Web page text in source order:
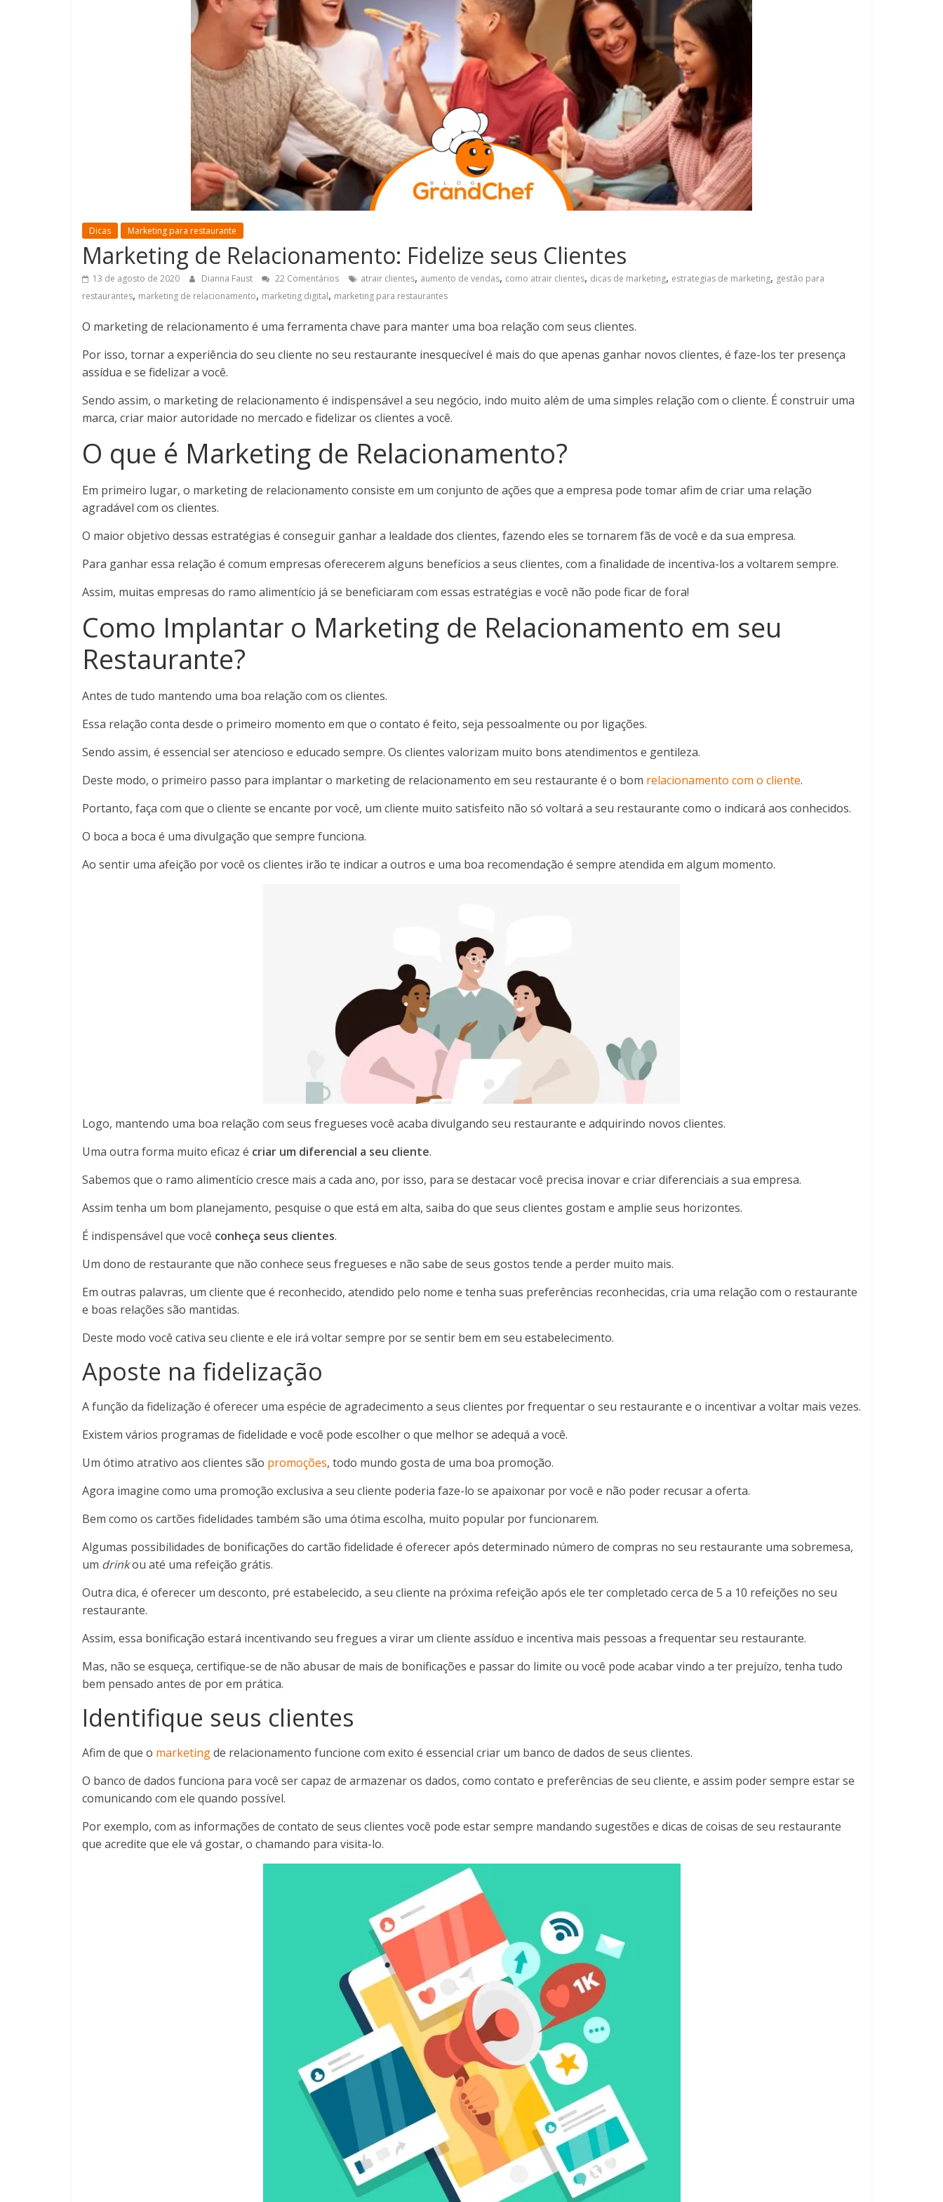
Dicas Marketing para restaurante
Marketing de Relacionamento: Fidelize seus Clientes
13 de agosto de 2020 Dianna Faust 22 Comentários atrair clientes, aumento de vendas, como atrair clientes, dicas de marketing, estrategias de marketing, gestão para
restaurantes, marketing de relacionamento, marketing digital, marketing para restaurantes
O marketing de relacionamento é uma ferramenta chave para manter uma boa relação com seus clientes.
Por isso, tornar a experiência do seu cliente no seu restaurante inesquecível é mais do que apenas ganhar novos clientes, é faze-los ter presença
assídua e se fidelizar a você.
Sendo assim, o marketing de relacionamento é indispensável a seu negócio, indo muito além de uma simples relação com o cliente. É construir uma
marca, criar maior autoridade no mercado e fidelizar os clientes a você.
O que é Marketing de Relacionamento?
Em primeiro lugar, o marketing de relacionamento consiste em um conjunto de ações que a empresa pode tomar afim de criar uma relação
agradável com os clientes.
O maior objetivo dessas estratégias é conseguir ganhar a lealdade dos clientes, fazendo eles se tornarem fãs de você e da sua empresa.
Para ganhar essa relação é comum empresas oferecerem alguns benefícios a seus clientes, com a finalidade de incentiva-los a voltarem sempre.
Assim, muitas empresas do ramo alimentício já se beneficiaram com essas estratégias e você não pode ficar de fora!
Como Implantar o Marketing de Relacionamento em seu
Restaurante?
Antes de tudo mantendo uma boa relação com os clientes.
Essa relação conta desde o primeiro momento em que o contato é feito, seja pessoalmente ou por ligações.
Sendo assim, é essencial ser atencioso e educado sempre. Os clientes valorizam muito bons atendimentos e gentileza.
Deste modo, o primeiro passo para implantar o marketing de relacionamento em seu restaurante é o bom relacionamento com o cliente.
Portanto, faça com que o cliente se encante por você, um cliente muito satisfeito não só voltará a seu restaurante como o indicará aos conhecidos.
O boca a boca é uma divulgação que sempre funciona.
Ao sentir uma afeição por você os clientes irão te indicar a outros e uma boa recomendação é sempre atendida em algum momento.
Logo, mantendo uma boa relação com seus fregueses você acaba divulgando seu restaurante e adquirindo novos clientes.
Uma outra forma muito eficaz é criar um diferencial a seu cliente.
Sabemos que o ramo alimentício cresce mais a cada ano, por isso, para se destacar você precisa inovar e criar diferenciais a sua empresa.
Assim tenha um bom planejamento, pesquise o que está em alta, saiba do que seus clientes gostam e amplie seus horizontes.
É indispensável que você conheça seus clientes.
Um dono de restaurante que não conhece seus fregueses e não sabe de seus gostos tende a perder muito mais.
Em outras palavras, um cliente que é reconhecido, atendido pelo nome e tenha suas preferências reconhecidas, cria uma relação com o restaurante
e boas relações são mantidas.
Deste modo você cativa seu cliente e ele irá voltar sempre por se sentir bem em seu estabelecimento.
Aposte na fidelização
A função da fidelização é oferecer uma espécie de agradecimento a seus clientes por frequentar o seu restaurante e o incentivar a voltar mais vezes.
Existem vários programas de fidelidade e você pode escolher o que melhor se adequá a você.
Um ótimo atrativo aos clientes são promoções, todo mundo gosta de uma boa promoção.
Agora imagine como uma promoção exclusiva a seu cliente poderia faze-lo se apaixonar por você e não poder recusar a oferta.
Bem como os cartões fidelidades também são uma ótima escolha, muito popular por funcionarem.
Algumas possibilidades de bonificações do cartão fidelidade é oferecer após determinado número de compras no seu restaurante uma sobremesa,
um drinkou até uma refeição grátis.
Outra dica, é oferecer um desconto, pré estabelecido, a seu cliente na próxima refeição após ele ter completado cerca de 5 a 10 refeições no seu
restaurante.
Assim, essa bonificação estará incentivando seu fregues a virar um cliente assíduo e incentiva mais pessoas a frequentar seu restaurante.
Mas, não se esqueça, certifique-se de não abusar de mais de bonificações e passar do limite ou você pode acabar vindo a ter prejuízo, tenha tudo
bem pensado antes de por em prática.
Identifique seus clientes
Afim de que o marketingde relacionamento funcione com exito é essencial criar um banco de dados de seus clientes.
O banco de dados funciona para você ser capaz de armazenar os dados, como contato e preferências de seu cliente, e assim poder sempre estar se
comunicando com ele quando possível.
Por exemplo, com as informações de contato de seus clientes você pode estar sempre mandando sugestões e dicas de coisas de seu restaurante
que acredite que ele vá gostar, o chamando para visita-lo.